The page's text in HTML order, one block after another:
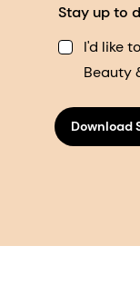
Stay up to
I'd like
Beauty
Download